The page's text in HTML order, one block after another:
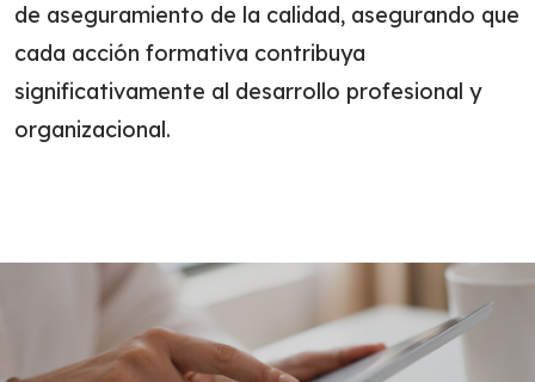
de aseguramiento de la calidad, asegurando que
cada acción formativa contribuya
significativamente al desarrollo profesional y
organizacional.